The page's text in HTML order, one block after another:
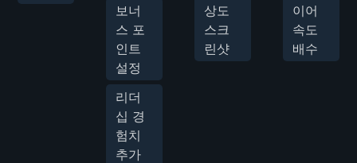
보너
스 포
인트
설정
리더
십 경
험치
추가
상도
스크
린샷
이어
속도
배수